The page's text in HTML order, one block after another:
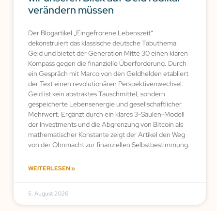
verändern müssen
Der Blogartikel „Eingefrorene Lebenszeit“
dekonstruiert das klassische deutsche Tabuthema
Geld und bietet der Generation Mitte 30 einen klaren
Kompass gegen die finanzielle Überforderung. Durch
ein Gespräch mit Marco von den Geldhelden etabliert
der Text einen revolutionären Perspektivenwechsel:
Geld ist kein abstraktes Tauschmittel, sondern
gespeicherte Lebensenergie und gesellschaftlicher
Mehrwert. Ergänzt durch ein klares 3-Säulen-Modell
der Investments und die Abgrenzung von Bitcoin als
mathematischer Konstante zeigt der Artikel den Weg
von der Ohnmacht zur finanziellen Selbstbestimmung.
WEITERLESEN »
5. August 2026